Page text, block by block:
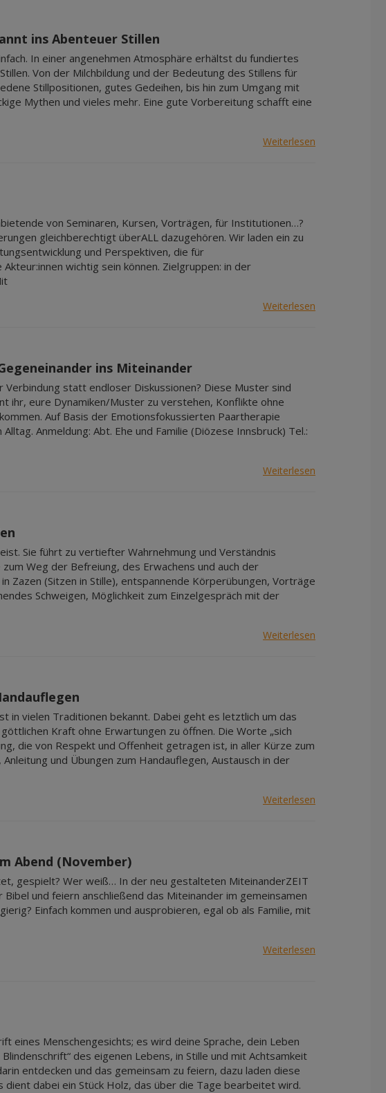
Jul 2027
ins Abenteuer Stillen
In einer angenehmen Atmosphäre erhältst du fundiertes
Von der Milchbildung und der Bedeutung des Stillens für
Stillpositionen, gutes Gedeihen, bis hin zum Umgang mit
Mythen und vieles mehr. Eine gute Vorbereitung schafft eine
Weiterlesen
von Seminaren, Kursen, Vorträgen, für Institutionen…?
gleichberechtigt überALL dazugehören. Wir laden ein zu
und Perspektiven, die für
wichtig sein können. Zielgruppen: in der
Weiterlesen
ins Miteinander
statt endloser Diskussionen? Diese Muster sind
ihr, eure Dynamiken/Muster zu verstehen, Konflikte ohne
Auf Basis der Emotionsfokussierten Paartherapie
Anmeldung: Abt. Ehe und Familie (Diözese Innsbruck) Tel.:
Weiterlesen
Sie führt zu vertiefter Wahrnehmung und Verständnis
Weg der Befreiung, des Erwachens und auch der
Zazen (Sitzen in Stille), entspannende Körperübungen, Vorträge
Schweigen, Möglichkeit zum Einzelgespräch mit der
Weiterlesen
in vielen Traditionen bekannt. Dabei geht es letztlich um das
Kraft ohne Erwartungen zu öffnen. Die Worte „sich
die von Respekt und Offenheit getragen ist, in aller Kürze zum
und Übungen zum Handauflegen, Austausch in der
Weiterlesen
Abend (November)
gespielt? Wer weiß… In der neu gestalteten MiteinanderZEIT
und feiern anschließend das Miteinander im gemeinsamen
Einfach kommen und ausprobieren, egal ob als Familie, mit
Weiterlesen
eines Menschengesichts; es wird deine Sprache, dein Leben
des eigenen Lebens, in Stille und mit Achtsamkeit
entdecken und das gemeinsam zu feiern, dazu laden diese
dabei ein Stück Holz, das über die Tage bearbeitet wird.